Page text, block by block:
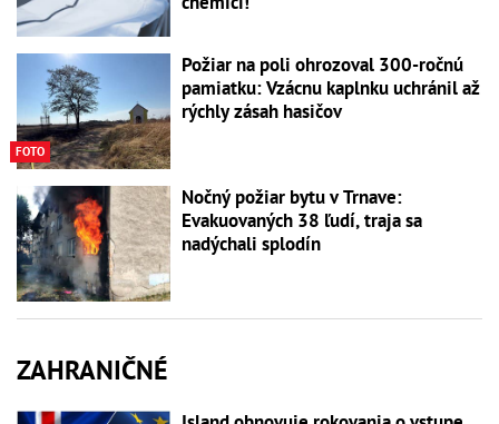
FOTO
Požiar na poli ohrozoval 300-ročnú
pamiatku: Vzácnu kaplnku uchránil až
rýchly zásah hasičov
Nočný požiar bytu v Trnave:
Evakuovaných 38 ľudí, traja sa
nadýchali splodín
ZAHRANIČNÉ